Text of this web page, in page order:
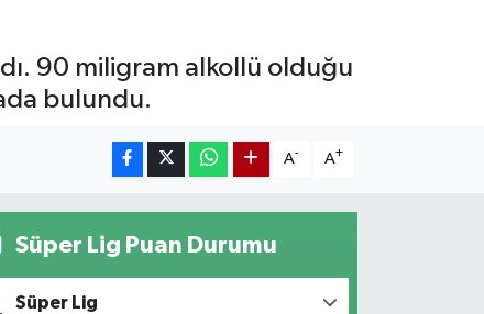
90 miligram alkollü olduğu
bulundu.
A- A+
Süper Lig Puan Durumu
Süper Lig